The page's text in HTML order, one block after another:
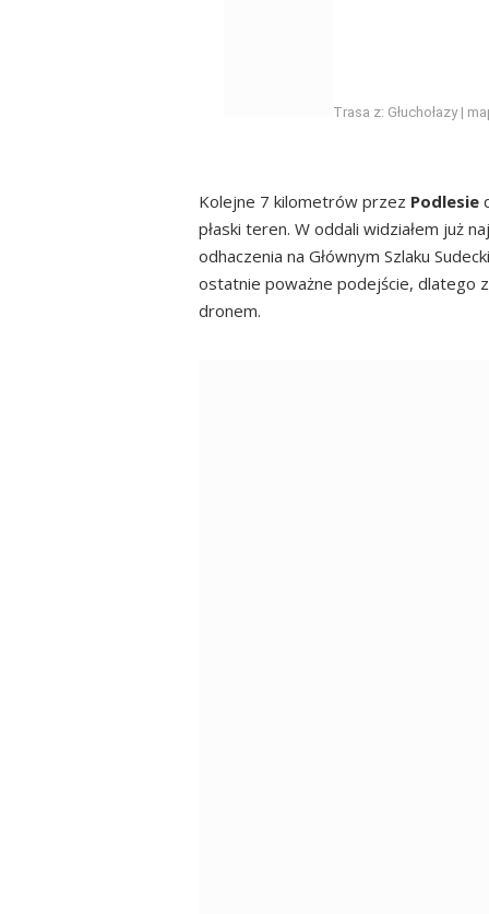
Trasa z: Głuchołazy |
Kolejne 7 kilometrów przez Podlesie
płaski teren. W oddali widziałem już
odhaczenia na Głównym Szlaku
ostatnie poważne podejście, dlatego
dronem.